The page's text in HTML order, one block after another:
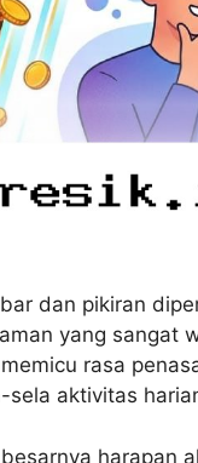
dan pikiran
yang sangat
rasa
aktivitas
harapan